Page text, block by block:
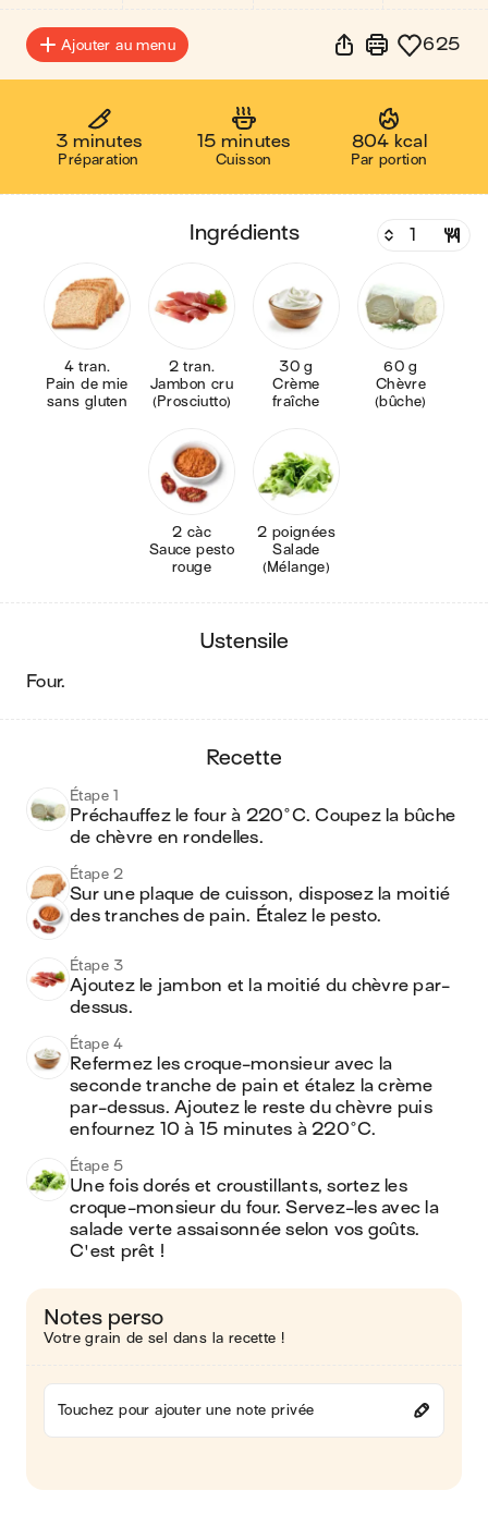
Ajouter au menu 625
3 minutes
Préparation
15 minutes
Cuisson
804 kcal
Par portion
ingrédients
4 tran.
Pain de mie
sans gluten
2 tran.
Jambon cru
(Prosciutto)
30 g
Crème
fraîche
60 g
Chèvre
(bûche)
2 càc
Sauce pesto
rouge
2 poignées
Salade
(Mélange)
ustensile
four.
recette
Étape 1
Préchauffez le four à 220°C. Coupez la bûche
de chèvre en rondelles.
Étape 2
Sur une plaque de cuisson, disposez la moitié
des tranches de pain. Étalez le pesto.
Étape 3
Ajoutez le jambon et la moitié du chèvre par-
dessus.
Étape 4
Refermez les croque-monsieur avec la
seconde tranche de pain et étalez la crème
par-dessus. Ajoutez le reste du chèvre puis
enfournez 10 à 15 minutes à 220°C.
Étape 5
Une fois dorés et croustillants, sortez les
croque-monsieur du four. Servez-les avec la
salade verte assaisonnée selon vos goûts.
C'est prêt !
Notes perso
Votre grain de sel dans la recette !
Touchez pour ajouter une note privée